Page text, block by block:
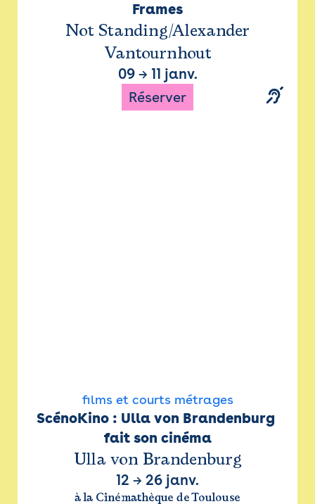
Frames
Not Standing/Alexander
Vantournhout
09→ 11 janv.
Réserver
films et courts métrages
ScénoKino : Ulla von Brandenburg
fait son cinéma
Ulla von Brandenburg
12 → 26 janv.
à la Cinémathèque de Toulouse